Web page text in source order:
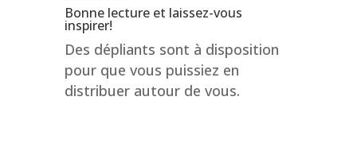
Bonne lecture et laissez-vous
inspirer!
Des dépliants sont à disposition
pour que vous puissiez en
distribuer autour de vous.